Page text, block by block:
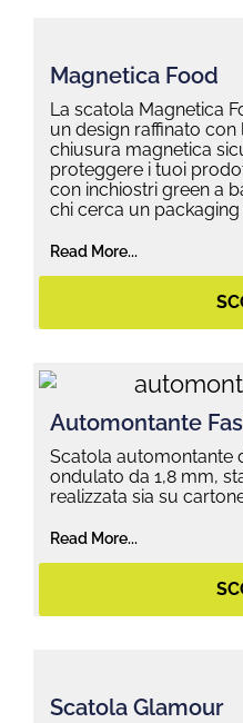
Magnetica Food
La scatola Magnetica
un design raffinato con
chiusura magnetica
proteggere i tuoi
con inchiostri green a
chi cerca un packaging
Read More...
Automontante
Scatola automontante
ondulato da 1,8 mm,
realizzata sia su
Read More...
Scatola Glamour